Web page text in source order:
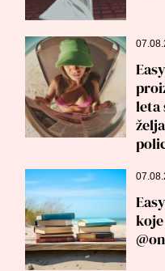
leta